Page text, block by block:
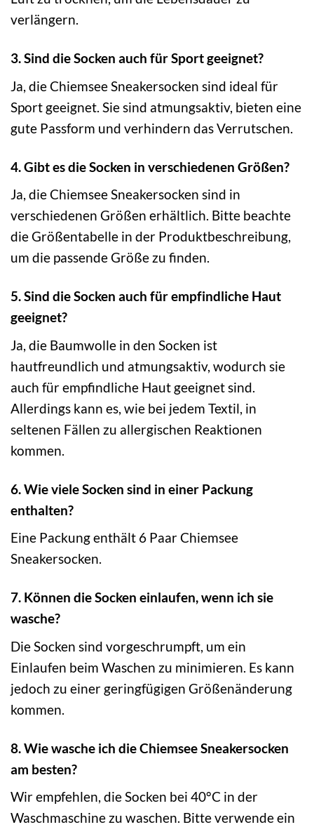
verlängern.
3. Sind die Socken auch für Sport geeignet?
Ja, die Chiemsee Sneakersocken sind ideal für
Sport geeignet. Sie sind atmungsaktiv, bieten eine
gute Passform und verhindern das Verrutschen.
4. Gibt es die Socken in verschiedenen Größen?
Ja, die Chiemsee Sneakersocken sind in
verschiedenen Größen erhältlich. Bitte beachte
die Größentabelle in der Produktbeschreibung,
um die passende Größe zu finden.
5. Sind die Socken auch für empfindliche Haut
geeignet?
Ja, die Baumwolle in den Socken ist
hautfreundlich und atmungsaktiv, wodurch sie
auch für empfindliche Haut geeignet sind.
Allerdings kann es, wie bei jedem Textil, in
seltenen Fällen zu allergischen Reaktionen
kommen.
6. Wie viele Socken sind in einer Packung
enthalten?
Eine Packung enthält 6 Paar Chiemsee
Sneakersocken.
7. Können die Socken einlaufen, wenn ich sie
wasche?
Die Socken sind vorgeschrumpft, um ein
Einlaufen beim Waschen zu minimieren. Es kann
jedoch zu einer geringfügigen Größenänderung
kommen.
8. Wie wasche ich die Chiemsee Sneakersocken
am besten?
Wir empfehlen, die Socken bei 40°C in der
Waschmaschine zu waschen. Bitte verwende ein